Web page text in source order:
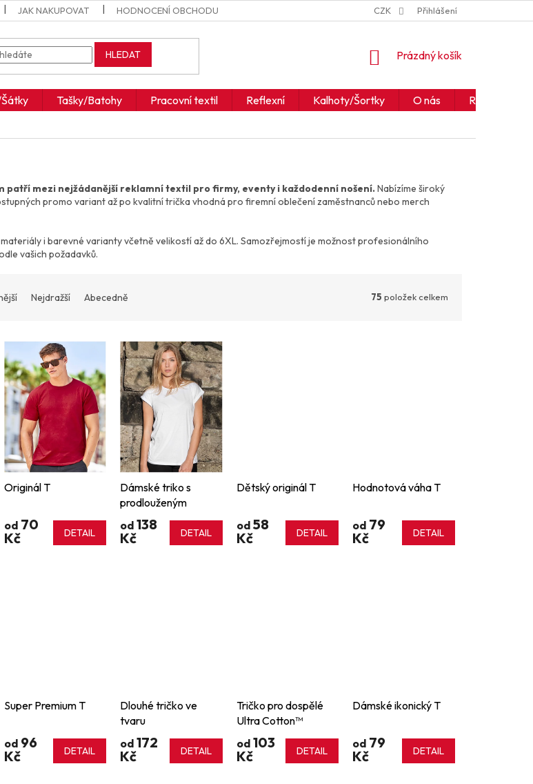
JAK NAKUPOVAT HODNOCENÍ OBCHODU JAK ČÍST IKONY A SYMBOLY OBCHODNÍ
CZK Přihlášení
HLEDAT
NÁKUPNÍ
Prázdný košík
Tašky/Batohy Pracovní textil Reflexní Kalhoty/Šortky O nás Realizace
patří mezi nejžádanější reklamní textil pro firmy, eventy i každodenní nošení.Nabízíme široký
promo variant až po kvalitní trička vhodná pro firemní oblečení zaměstnanců nebo merch
i barevné varianty včetně velikostí až do 6XL. Samozřejmostí je možnost profesionálního
vašich požadavků.
Nejdražší Abecedně 75 položek celkem
Originál T
od70
Kč
DETAIL
Dámské triko s
prodlouženým
ramenem
od 138
Kč
DETAIL
Dětský originál T
od58
Kč
DETAIL
Hodnotová váha T
od 79
Kč
DETAIL
Super Premium T
od96
Kč
DETAIL
Dlouhé tričko ve
tvaru
od 172
Kč
DETAIL
Tričko pro dospělé
Ultra Cotton™
od103
Kč
DETAIL
Dámské ikonický T
od 79
Kč
DETAIL